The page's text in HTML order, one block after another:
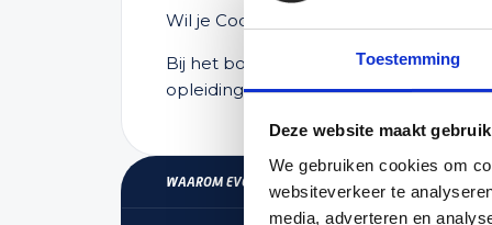
Toestemming
Deze website maakt
We gebruiken cookies om
websiteverkeer te
media, adverteren en
Wil je Code 95-punten behalen?
Bij het boeken kun je kiezen voor een
opleiding levert 7 punten op.
WAAROM EVOLON OPLEIDINGEN?